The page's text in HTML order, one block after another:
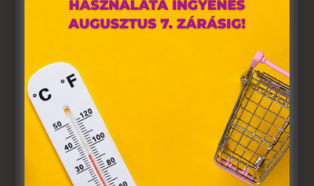
hozzájárulása szükséges.
A „sütiket" az elektronikus hírközlésről szóló 2003. évi C.
törvény, az elektronikus kereskedelmi szolgáltatások, az
információs társadalommal összefüggő szolgáltatások
egyes kérdéseiről szóló 2001. évi CVIII. törvény, valamint
az Európai Unió előírásainak megfelelően használjuk.
Azon weblapoknak, melyek az Európai Unió országain
belül működnek, a „sütik" használatához, és ezeknek a
felhasználó számítógépén vagy egyéb eszközén történő
tárolásához a felhasználók hozzájárulását kell kérniük.